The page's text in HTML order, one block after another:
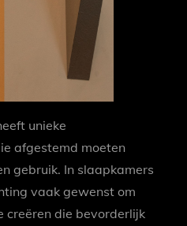
unieke
afgestemd moeten
gebruik. In slaapkamers
vaak gewenst om
creëren die bevorderlijk